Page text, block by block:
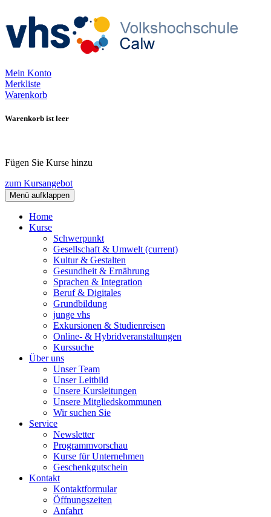
Mein Konto
Merkliste
Warenkorb
Warenkorb ist leer
Fügen Sie Kurse hinzu
zum Kursangebot
Menü aufklappen
Home
Kurse
Schwerpunkt
Gesellschaft & Umwelt (current)
Kultur & Gestalten
Gesundheit & Ernährung
Sprachen & Integration
Beruf & Digitales
Grundbildung
junge vhs
Exkursionen & Studienreisen
Online- & Hybridveranstaltungen
Kurssuche
Über uns
Unser Team
Unser Leitbild
Unsere Kursleitungen
Unsere Mitgliedskommunen
Wir suchen Sie
Service
Newsletter
Programmvorschau
Kurse für Unternehmen
Geschenkgutschein
Kontakt
Kontaktformular
Öffnungszeiten
Anfahrt